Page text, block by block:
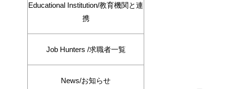
Educational Institution/教育機関と連
携
Job Hunters /求職者一覧
News/お知らせ